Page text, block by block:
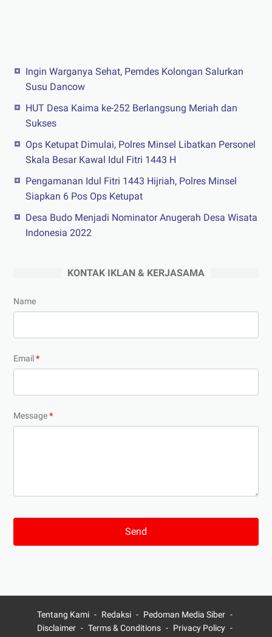
Ingin Warganya Sehat, Pemdes Kolongan Salurkan
Susu Dancow
HUT Desa Kaima ke-252 Berlangsung Meriah dan
Sukses
Ops Ketupat Dimulai, Polres Minsel Libatkan Personel
Skala Besar Kawal Idul Fitri 1443 H
Pengamanan Idul Fitri 1443 Hijriah, Polres Minsel
Siapkan 6 Pos Ops Ketupat
Desa Budo Menjadi Nominator Anugerah Desa Wisata
Indonesia 2022
KONTAK IKLAN & KERJASAMA
Name
Email*
Message*
Tentang Kami Redaksi
Pedoman Media Siber
Disclaimer
Terms & Conditions
Privacy Policy